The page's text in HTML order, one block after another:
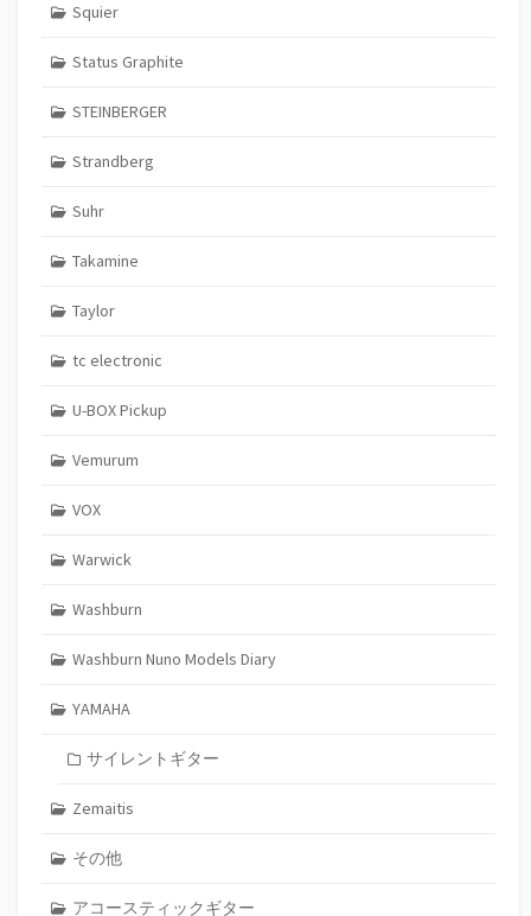
Squier
Status Graphite
STEINBERGER
Strandberg
Suhr
Takamine
Taylor
tc electronic
U-BOX Pickup
Vemurum
VOX
Warwick
Washburn
Washburn Nuno Models Diary
YAMAHA
サイレントギター
Zemaitis
その他
アコースティックギター